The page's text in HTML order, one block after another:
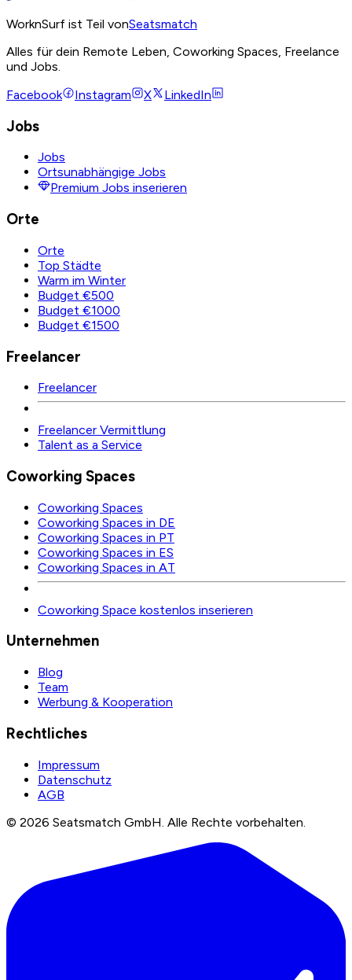
WorknSurf ist Teil vonSeatsmatch
Alles für dein Remote Leben, Coworking Spaces, Freelance
und Jobs.
Facebook
Instagram X LinkedIn
Jobs
Jobs
Ortsunabhängige Jobs
Premium Jobs inserieren
Orte
Orte
Top Städte
Warm im Winter
Budget €500
Budget €1000
Budget €1500
Freelancer
Freelancer
Freelancer Vermittlung
Talent as a Service
Coworking Spaces
Coworking Spaces
Coworking Spaces in DE
Coworking Spaces in PT
Coworking Spaces in ES
Coworking Spaces in AT
Coworking Space kostenlos inserieren
Unternehmen
Blog
Team
Werbung & Kooperation
Rechtliches
Impressum
Datenschutz
AGB
© 2026 Seatsmatch GmbH. Alle Rechte vorbehalten.